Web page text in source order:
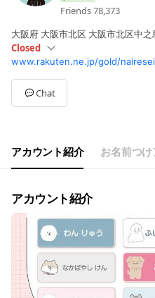
Friends78,373
大阪府 大阪市北区 大阪市北区中
Closed
SunClosed
Mon09:30 - 12:00,13:30 - 17:30
Tue09:30 - 12:00,13:30 - 17:30
Wed09:30 - 12:00,13:30 - 17:30
Closed
※祝日もお休みを頂いております
www.rakuten.ne.jp/gold/
Chat
アカウント紹介 お名前つ
アカウント紹介